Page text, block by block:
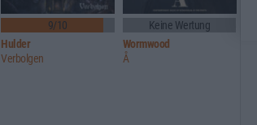
9/10
Hulder
Verbolgen
Keine Wertung
Wormwood
Å